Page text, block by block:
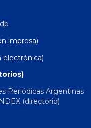
impresa)
electrónica)
Periódicas Argentinas
(directorio)